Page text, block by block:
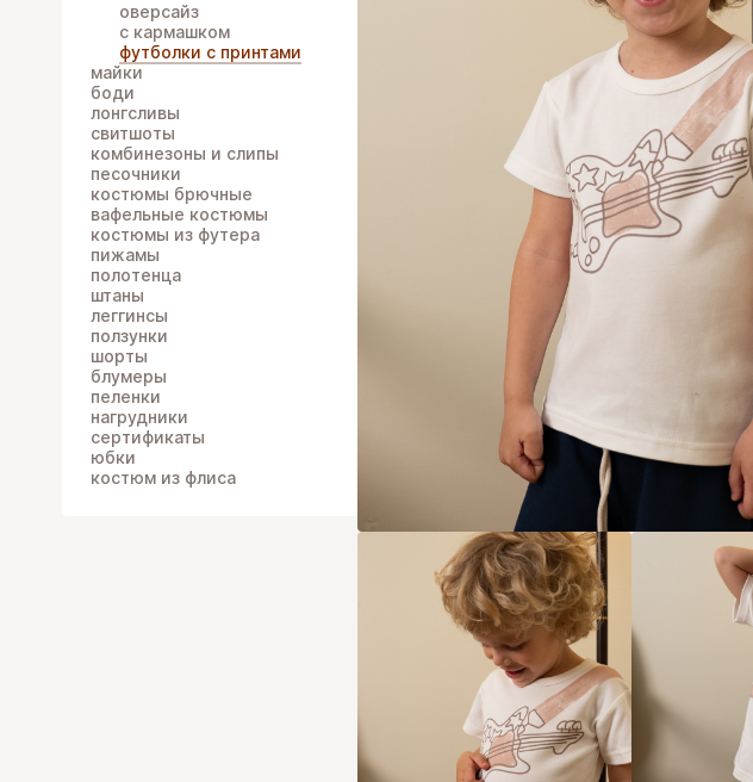
оверсайз
с кармашком
футболки с принтами
майки
боди
лонгсливы
свитшоты
комбинезоны и слипы
песочники
костюмы брючные
вафельные костюмы
костюмы из футера
пижамы
полотенца
штаны
леггинсы
ползунки
шорты
блумеры
пеленки
нагрудники
сертификаты
юбки
костюм из флиса